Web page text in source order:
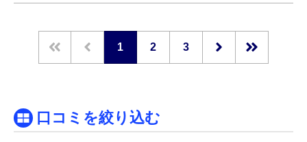
1 2 3
口コミを絞り込む